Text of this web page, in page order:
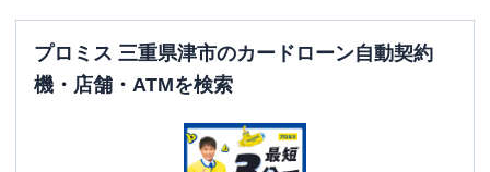
日祝：24時間
ATM 〇
駐車場 〇
三重県津市高茶屋小森町３９３-４
プロミス 三重県津市のカードローン自動契約
機・店舗・ATMを検索